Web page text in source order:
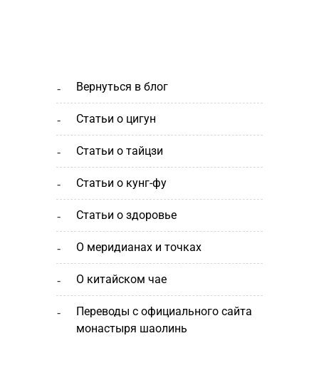
вернуться в блог
статьи о цигун
статьи о тайцзи
статьи о кунг-фу
статьи о здоровье
о меридианах и точках
о китайском чае
переводы с официального сайта
монастыря шаолинь